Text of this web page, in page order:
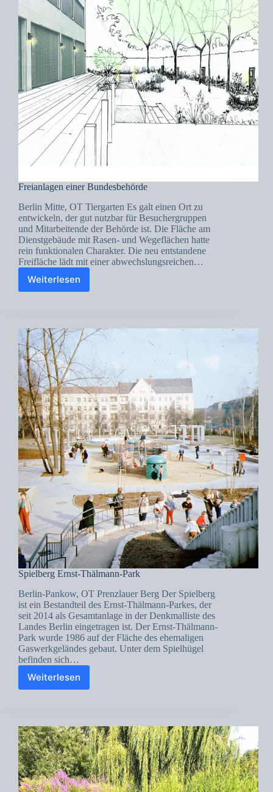
Freianlagen einer Bundesbehörde
Berlin Mitte, OT Tiergarten Es galt einen Ort zu
entwickeln, der gut nutzbar für Besuchergruppen
und Mitarbeitende der Behörde ist. Die Fläche am
Dienstgebäude mit Rasen- und Wegeflächen hatte
rein funktionalen Charakter. Die neu entstandene
Freifläche lädt mit einer abwechslungsreichen…
Weiterlesen
Freianlagen
Spielberg Ernst-Thälmann-Park
Berlin-Pankow, OT Prenzlauer Berg Der Spielberg
ist ein Bestandteil des Ernst-Thälmann-Parkes, der
seit 2014 als Gesamtanlage in der Denkmalliste des
Landes Berlin eingetragen ist. Der Ernst-Thälmann-
Park wurde 1986 auf der Fläche des ehemaligen
Gaswerkgeländes gebaut. Unter dem Spielhügel
befinden sich…
Weiterlesen
Spielberg